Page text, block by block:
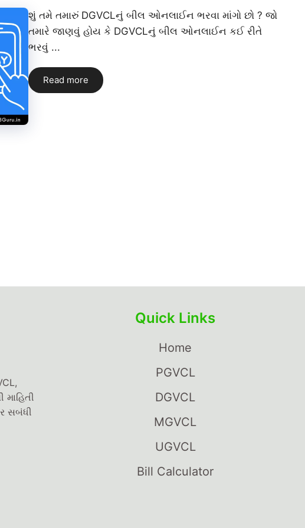
શું તમે તમારું DGVCLનું બીલ ઓનલાઈન ભરવા માંગો છો ? જો
તમારે જાણવું હોય કે DGVCLનું બીલ ઓનલાઈન કઈ રીતે
ભરવું ...
Read more
સબંધી
Quick Links
Home
PGVCL
DGVCL
MGVCL
UGVCL
Bill Calculator